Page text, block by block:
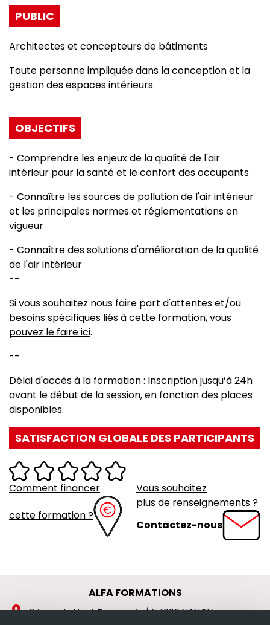
PUBLIC
Architectes et concepteurs de bâtiments
Toute personne impliquée dans la conception et la
gestion des espaces intérieurs
OBJECTIFS
- Comprendre les enjeux de la qualité de l'air
intérieur pour la santé et le confort des occupants
- Connaître les sources de pollution de l'air intérieur
et les principales normes et réglementations en
vigueur
- Connaître des solutions d'amélioration de la qualité
de l'air intérieur
--
Si vous souhaitez nous faire part d'attentes et/ou
besoins spécifiques liés à cette formation,vous
pouvez le faire ici.
--
Délai d'accès à la formation : Inscription jusqu’à 24h
avant le début de la session, en fonction des places
disponibles.
SATISFACTION GLOBALE DES PARTICIPANTS
Comment financer
cette formation ?
Vous souhaitez
plus de renseignements ?
Contactez-nous
ALFA FORMATIONS
location_on 24 rue du Haut Bourgeois / 54000 NANCY